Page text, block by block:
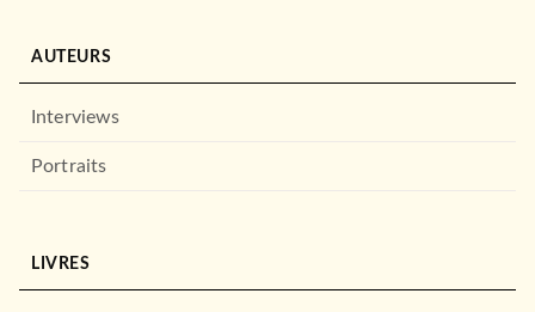
AUTEURS
Interviews
Portraits
LIVRES